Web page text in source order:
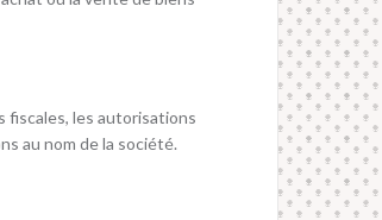
fiscales, les autorisations
au nom de la société.